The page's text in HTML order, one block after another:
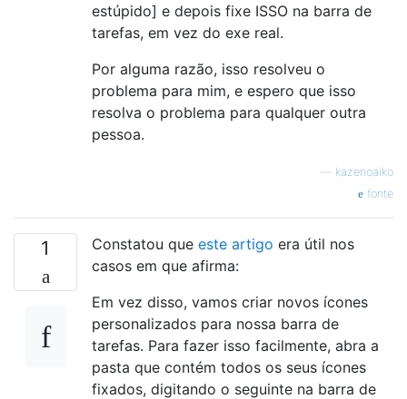
estúpido] e depois fixe ISSO na barra de
tarefas, em vez do exe real.
Por alguma razão, isso resolveu o
problema para mim, e espero que isso
resolva o problema para qualquer outra
pessoa.
kazenoaiko
fonte
1 Constatou que este artigo era útil nos
casos em que afirma:
Em vez disso, vamos criar novos ícones
personalizados para nossa barra de
tarefas. Para fazer isso facilmente, abra a
pasta que contém todos os seus ícones
fixados, digitando o seguinte na barra de